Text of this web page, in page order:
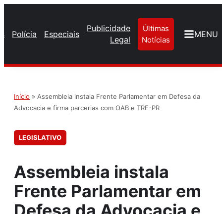
Polícia Especiais
Publicidade
Legal
Últimas
Notícias
MENU
Início » Assembleia instala Frente Parlamentar em Defesa da
Advocacia e firma parcerias com OAB e TRE-PR
LEGISLATIVO
Assembleia instala
Frente Parlamentar em